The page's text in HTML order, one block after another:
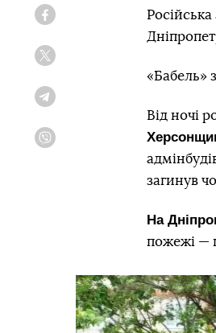
«Бабель»
Від ночі
загинув
На
пожежі —